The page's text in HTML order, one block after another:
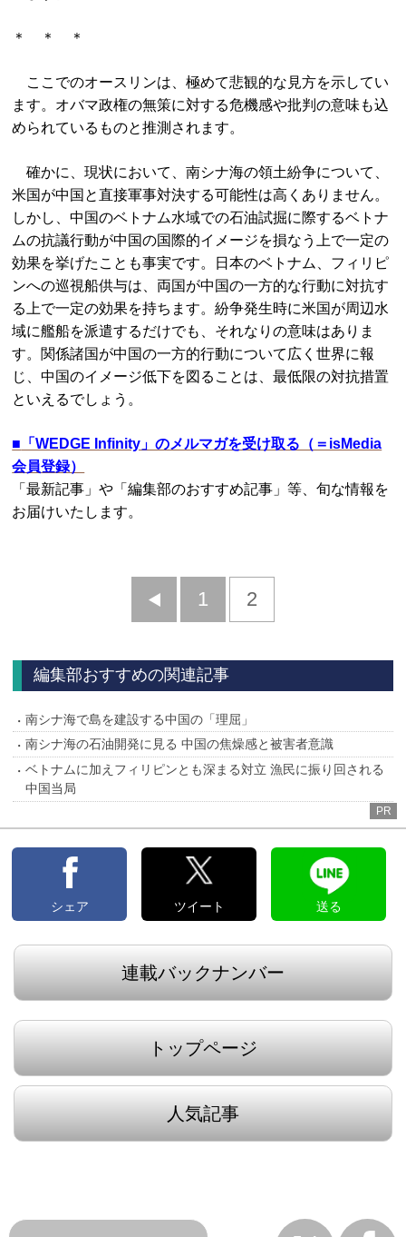
＊ ＊ ＊
ここでのオースリンは、極めて悲観的な見方を示してい
ます。オバマ政権の無策に対する危機感や批判の意味も込
められているものと推測されます。
確かに、現状において、南シナ海の領土紛争について、
米国が中国と直接軍事対決する可能性は高くありません。
しかし、中国のベトナム水域での石油試掘に際するベトナ
ムの抗議行動が中国の国際的イメージを損なう上で一定の
効果を挙げたことも事実です。日本のベトナム、フィリピ
ンへの巡視船供与は、両国が中国の一方的な行動に対抗す
る上で一定の効果を持ちます。紛争発生時に米国が周辺水
域に艦船を派遣するだけでも、それなりの意味はありま
す。関係諸国が中国の一方的行動について広く世界に報
じ、中国のイメージ低下を図ることは、最低限の対抗措置
といえるでしょう。
■ 「WEDGE Infinity」のメルマガを受け取る（＝isMedia
会員登録）
「最新記事」や「編集部のおすすめ記事」等、旬な情報を
お届けいたします。
前
1 2
編集部おすすめの関連記事
南シナ海で島を建設する中国の「理屈」
南シナ海の石油開発に見る 中国の焦燥感と被害者意識
ベトナムに加えフィリピンとも深まる対立 漁民に振り回される
中国当局
PR
シェア ツイート 送る
連載バックナンバー
トップページ
人気記事